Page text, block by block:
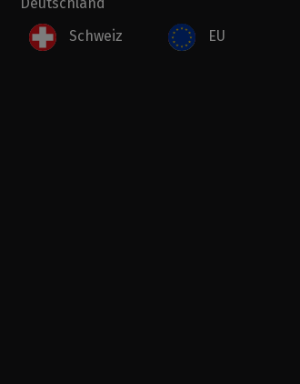
Schweiz EU